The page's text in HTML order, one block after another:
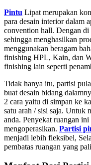
Pintu Lipat merupakan
para desain interior dalam
convention hall. Dengan di
sehingga menghasilkan
menggunakan beragam
finishing HPL, Kain, dan
finishing lain seperti
Tidak hanya itu, partisi
buat desain bidang
2 cara yaitu di simpan ke
satu arah / sisi saja. Untuk
anda. Penyekat ruangan
mengoperasikan. Partisi
menjadi lebih fleksibel,
pembatas ruangan yang